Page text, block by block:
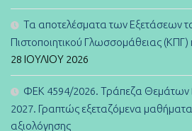
Τα αποτελέσματα των Εξετάσεων
Πιστοποιητικού Γλωσσομάθειας
28 ΙΟΥΛΊΟΥ 2026
ΦΕΚ 4594/2026. Τράπεζα Θεμάτων
2027. Γραπτώς εξεταζόμενα
αξιολόγησης